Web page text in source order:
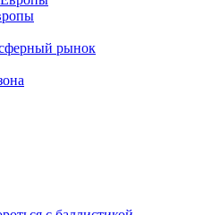
рынок